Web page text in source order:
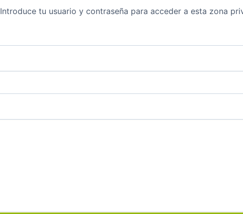
Introduce tu usuario y contraseña para acceder a esta zona